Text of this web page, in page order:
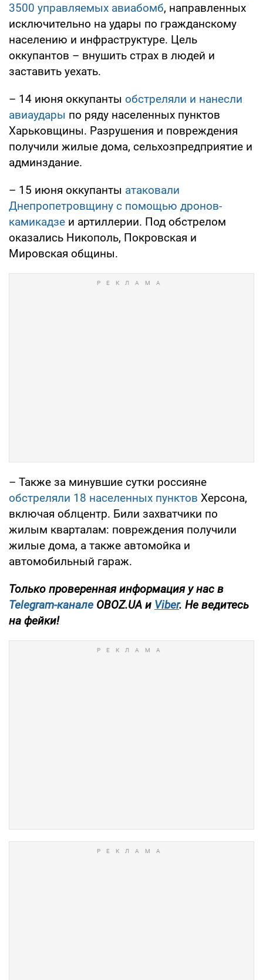
3500 управляемых авиабомб, направленных
исключительно на удары по гражданскому
населению и инфраструктуре. Цель
оккупантов – внушить страх в людей и
заставить уехать.
– 14 июня оккупанты обстреляли и нанесли
авиаудары по ряду населенных пунктов
Харьковщины. Разрушения и повреждения
получили жилые дома, сельхозпредприятие и
админздание.
– 15 июня оккупанты атаковали
Днепропетровщину с помощью дронов-
камикадзе и артиллерии. Под обстрелом
оказались Никополь, Покровская и
Мировская общины.
– Также за минувшие сутки россияне
обстреляли 18 населенных пунктов Херсона,
включая облцентр. Били захватчики по
жилым кварталам: повреждения получили
жилые дома, а также автомойка и
автомобильный гараж.
Только проверенная информация у нас в
Telegram-канале OBOZ.UA и Viber. Не ведитесь
на фейки!